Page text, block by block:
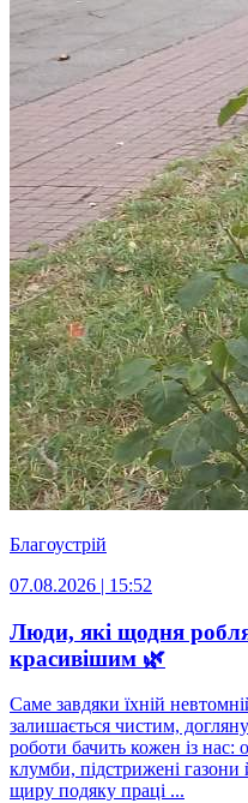
Благоустрій
07.08.2026 | 15:52
Люди, які щодня
красивішим 🌿
Саме завдяки їхній
залишається чистим,
роботи бачить кожен із нас:
клумби, підстрижені
щиру подяку праці ...